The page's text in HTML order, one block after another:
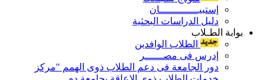
إستبيـــــــــــــان
دليل الدراسات البحثية
بوابة الطـلاب
الطلاب الوافدين
إدرس فى مصــــــر
دور الجامعة فى دعم الطلاب ذوى الهمم "مركز